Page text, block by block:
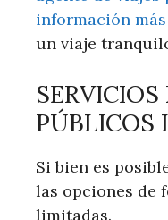
información
un viaje
SERVICIOS
PÚBLICOS
Si bien es
las opciones de
limitadas.